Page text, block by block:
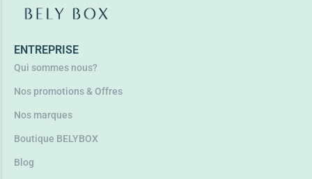
ENTREPRISE
Qui sommes nous?
Nos promotions & Offres
Nos marques
Boutique BELYBOX
Blog